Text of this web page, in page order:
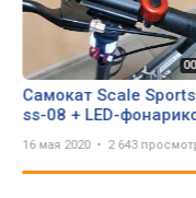
Самокат Scale Sports
ss-08 + LED-
16 мая 2020 2 643